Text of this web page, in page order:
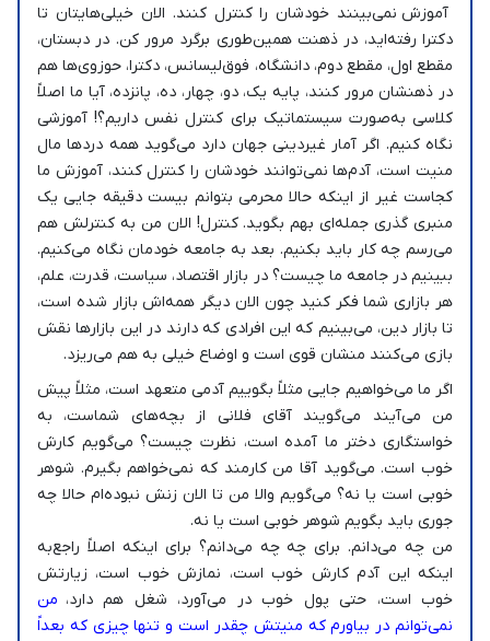
آموزش نمی‌بینند خودشان را کنترل کنند. الان خیلی‌هایتان تا
دکترا رفته‌اید، در ذهنت همین‌طوری برگرد مرور کن. در دبستان،
مقطع اول، مقطع دوم، دانشگاه، فوق‌لیسانس، دکترا، حوزوی‌ها هم
در ذهنشان مرور کنند، پایه یک، دو، چهار، ده، پانزده، آیا ما اصلاً
کلاسی به‌صورت سیستماتیک برای کنترل نفس داریم؟! آموزشی
نگاه کنیم. اگر آمار غیردینی جهان دارد می‌گوید همه دردها مال
منیت است، آدم‌ها نمی‌توانند خودشان را کنترل کنند، آموزش ما
کجاست غیر از اینکه حالا محرمی بتوانم بیست دقیقه جایی یک
منبری گذری جمله‌ای بهم بگوید. کنترل! الان من به کنترلش هم
می‌رسم چه کار باید بکنیم. بعد به جامعه خودمان نگاه می‌کنیم.
ببینیم در جامعه ما چیست؟ در بازار اقتصاد، سیاست، قدرت، علم،
هر بازاری شما فکر کنید چون الان دیگر همه‌اش بازار شده است،
تا بازار دین، می‌بینیم که این افرادی که دارند در این بازارها نقش
بازی می‌کنند منشان قوی است و اوضاع خیلی به هم می‌ریزد.
اگر ما می‌خواهیم جایی مثلاً بگوییم آدمی متعهد است، مثلاً پیش
من می‌آیند می‌گویند آقای فلانی از بچه‌های شماست، به
خواستگاری دختر ما آمده است، نظرت چیست؟ می‌گویم کارش
خوب است. می‌گوید آقا من کارمند که نمی‌خواهم بگیرم. شوهر
خوبی است یا نه؟ می‌گویم والا من تا الان زنش نبوده‌ام حالا چه
جوری باید بگویم شوهر خوبی است یا نه.
من چه می‌دانم. برای چه چه می‌دانم؟ برای اینکه اصلاً راجع‌به
اینکه این آدم کارش خوب است، نمازش خوب است، زیارتش
خوب است، حتی پول خوب در می‌آورد، شغل هم دارد، من
نمی‌توانم در بیاورم که منیتش چقدر است و تنها چیزی که بعداً